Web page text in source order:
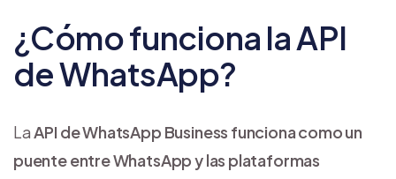
¿Cómo funciona la API
de WhatsApp?
LaAPI de WhatsApp Business funciona como un
puente entre WhatsApp y las plataformas